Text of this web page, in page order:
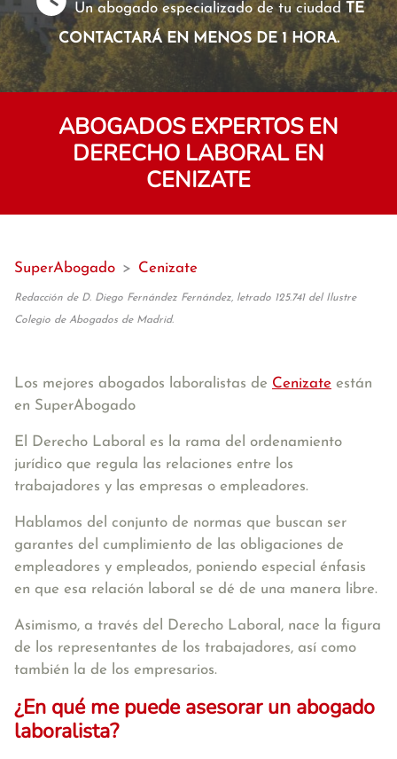
Un abogado especializado de tu ciudad TE
CONTACTARÁ EN MENOS DE 1 HORA.
ABOGADOS EXPERTOS EN
DERECHO LABORAL EN
CENIZATE
SuperAbogado > Cenizate
Redacción de D. Diego Fernández Fernández, letrado 125.741 del Ilustre
Colegio de Abogados de Madrid.
Los mejores abogados laboralistas de Cenizate están
en SuperAbogado
El Derecho Laboral es la rama del ordenamiento
jurídico que regula las relaciones entre los
trabajadores y las empresas o empleadores.
Hablamos del conjunto de normas que buscan ser
garantes del cumplimiento de las obligaciones de
empleadores y empleados, poniendo especial énfasis
en que esa relación laboral se dé de una manera libre.
Asimismo, a través del Derecho Laboral, nace la figura
de los representantes de los trabajadores, así como
también la de los empresarios.
¿En qué me puede asesorar un abogado
laboralista?